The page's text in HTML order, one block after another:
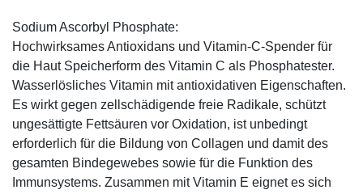
Sodium Ascorbyl Phosphate:
Hochwirksames Antioxidans und Vitamin-C-Spender für
die Haut Speicherform des Vitamin C als Phosphatester.
Wasserlösliches Vitamin mit antioxidativen Eigenschaften.
Es wirkt gegen zellschädigende freie Radikale, schützt
ungesättigte Fettsäuren vor Oxidation, ist unbedingt
erforderlich für die Bildung von Collagen und damit des
gesamten Bindegewebes sowie für die Funktion des
Immunsystems. Zusammen mit Vitamin E eignet es sich